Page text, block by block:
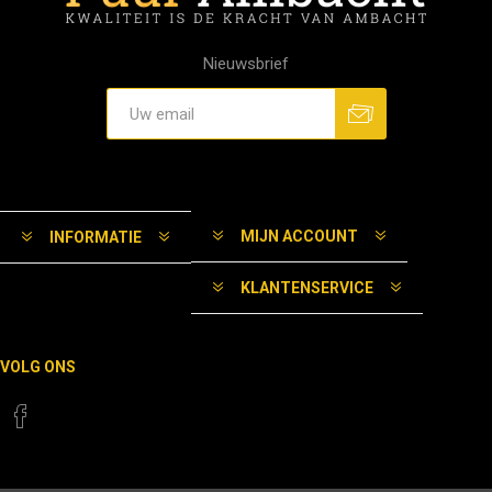
Nieuwsbrief
INFORMATIE MIJN ACCOUNT
KLANTENSERVICE
VOLG ONS